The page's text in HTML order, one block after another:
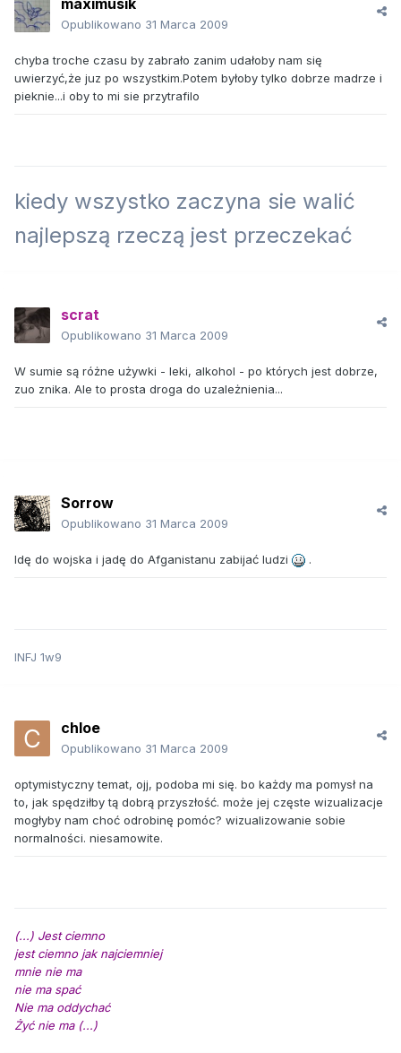
maximusik
Opublikowano 31 Marca 2009
chyba troche czasu by zabrało zanim udałoby nam się
uwierzyć,że juz po wszystkim.Potem byłoby tylko dobrze madrze i
pieknie...i oby to mi sie przytrafilo
kiedy wszystko zaczyna sie walić
najlepszą rzeczą jest przeczekać
scrat
Opublikowano 31 Marca 2009
W sumie są różne używki - leki, alkohol - po których jest dobrze,
zuo znika. Ale to prosta droga do uzależnienia...
Sorrow
Opublikowano 31 Marca 2009
Idę do wojska i jadę do Afganistanu zabijać ludzi .
INFJ 1w9
chloe
Opublikowano 31 Marca 2009
optymistyczny temat, ojj, podoba mi się. bo każdy ma pomysł na
to, jak spędziłby tą dobrą przyszłość. może jej częste wizualizacje
mogłyby nam choć odrobinę pomóc? wizualizowanie sobie
normalności. niesamowite.
(...) Jest ciemno
jest ciemno jak najciemniej
mnie nie ma
nie ma spać
Nie ma oddychać
Żyć nie ma (...)